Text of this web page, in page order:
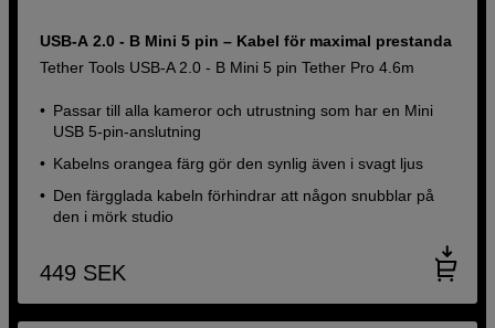
USB-A 2.0 - B Mini 5 pin – Kabel för maximal prestanda
Tether Tools USB-A 2.0 - B Mini 5 pin Tether Pro 4.6m
Passar till alla kameror och utrustning som har en Mini
USB 5-pin-anslutning
Kabelns orangea färg gör den synlig även i svagt ljus
Den färgglada kabeln förhindrar att någon snubblar på
den i mörk studio
449 SEK